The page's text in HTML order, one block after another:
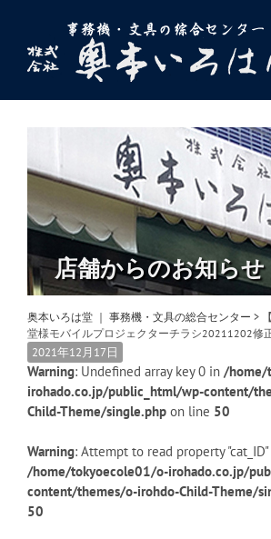
content
店舗からのお知らせ
奥本いろは堂 ｜ 事務機・文具の総合センター >
堂様モバイルプロジェクターチラシ20211202修
2021年12月17日
Warning: Undefined array key 0 in /home/
irohado.co.jp/public_html/wp-content/
Child-Theme/single.php on line 50
Warning: Attempt to read property
/home/tokyoecole01/o-irohado.co.jp/
content/themes/o-irohdo-Child-Theme/
50